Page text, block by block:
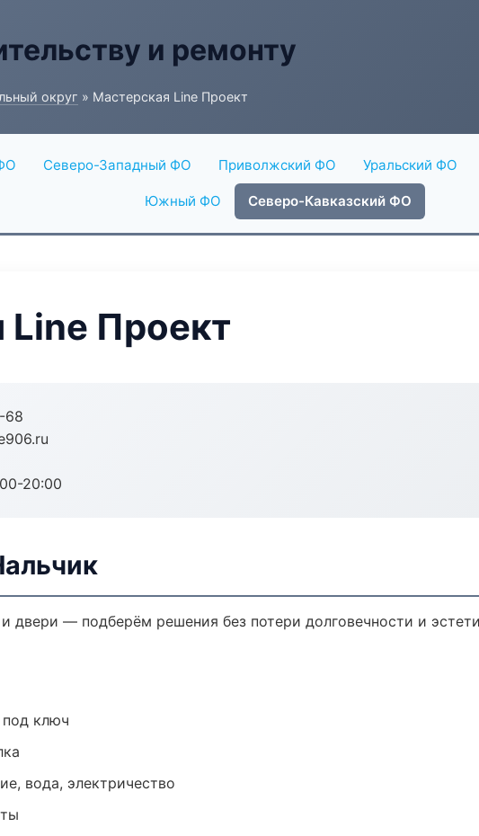
и ремонту
округ » Мастерская Line Проект
Северо-Западный ФО Приволжский ФО Уральский ФО
Южный ФО Северо-Кавказский ФО
Line Проект
68
20:00
двери — подберём решения без потери долговечности и
ключ
вода, электричество